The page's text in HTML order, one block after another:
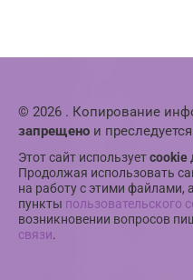
© 2026 . Копирование
запрещено и
Этот сайт используетcookie
Продолжая использовать
на работу с этими файлами,
пункты пользовательского
возникновении вопросов
связи.